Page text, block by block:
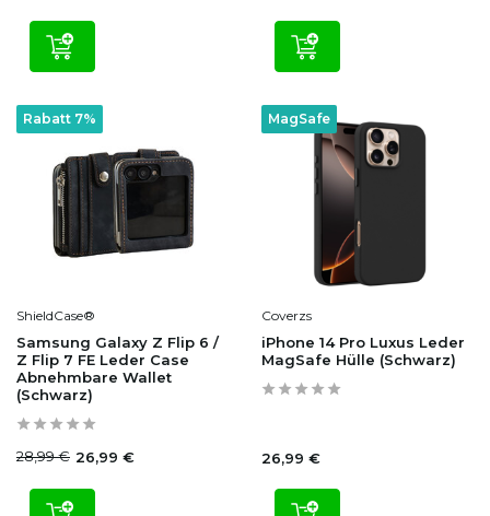
Rabatt 7%
ShieldCase®
Samsung Galaxy Z Flip 6 /
Z Flip 7 FE Leder Case
Abnehmbare Wallet
(Schwarz)
28,99 € 26,99 €
MagSafe
Coverzs
iPhone 14 Pro Luxus Leder
MagSafe Hülle (Schwarz)
26,99 €